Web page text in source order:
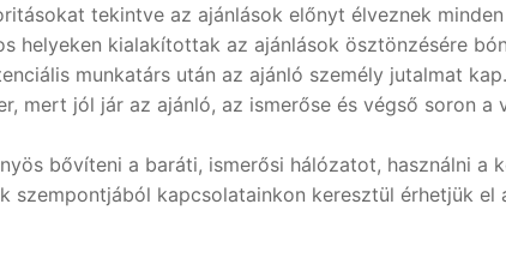
tekintve az ajánlások előnyt élveznek
helyeken kialakítottak az ajánlások ösztönzésére
munkatárs után az ajánló személy jutalmat
mert jól jár az ajánló, az ismerőse és végső soron a
bővíteni a baráti, ismerősi hálózatot, használni a
szempontjából kapcsolatainkon keresztül érhetjük el